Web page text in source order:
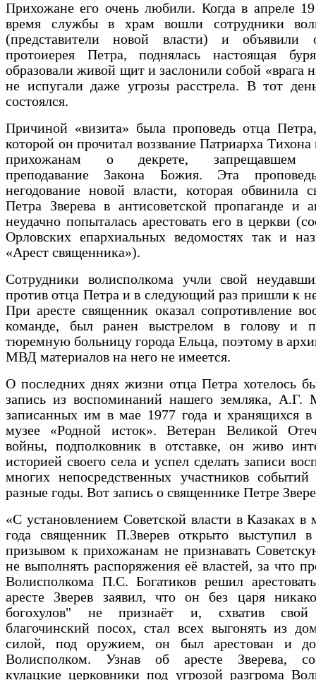
Прихожане его очень любили. Когда в апреле
время службы в храм вошли сотрудники
(представители новой власти) и объявили
протоиерея Петра, поднялась настоящая
образовали живой щит и заслонили собой «врага
не испугали даже угрозы расстрела. В тот
состоялся.
Причиной «визита» была проповедь отца
которой он прочитал воззвание Патриарха
прихожанам о декрете, запрещавшем
преподавание Закона Божия. Эта
негодование новой власти, которая обвинила
Петра Зверева в антисоветской пропаганде и
неудачно попыталась арестовать его в церкви
Орловских епархиальных ведомостях так и
«Арест священника»).
Сотрудники волисполкома учли свой
против отца Петра и в следующий раз пришли к
При аресте священник оказал сопротивление
команде, был ранен выстрелом в голову и
тюремную больницу города Ельца, поэтому в
МВД материалов на него не имеется.
О последних днях жизни отца Петра хотелось
запись из воспоминаний нашего земляка, А.Г.
записанных им в мае 1977 года и хранящихся
музее «Родной исток». Ветеран Великой
войны, подполковник в отставке, он живо
историей своего села и успел сделать записи
многих непосредственных участников
разные годы. Вот запись о священнике Петре
«С установлением Советской власти в Казаках в
года священник П.Зверев открыто выступил
призывом к прихожанам не признавать
не выполнять распоряжения её властей, за что
Волисполкома П.С. Богатиков решил
аресте Зверев заявил, что он без царя
богохулов" не признаёт и, схватив
благочинский посох, стал всех выгонять из
силой, под оружием, он был арестован и
Волисполком. Узнав об аресте Зверева,
кулацкие церковники под угрозой разгрома